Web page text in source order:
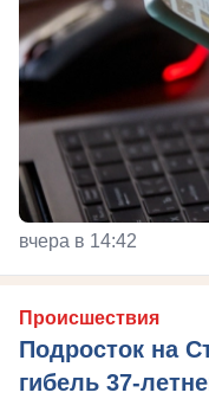
вчера в 14:42
Происшествия
Подросток на
гибель 37-